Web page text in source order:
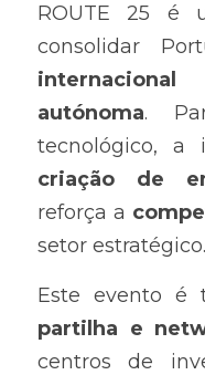
ROUTE 25 é
consolidar
autónoma.
criação de
reforça a
setor estratégico.
partilha e
centros de